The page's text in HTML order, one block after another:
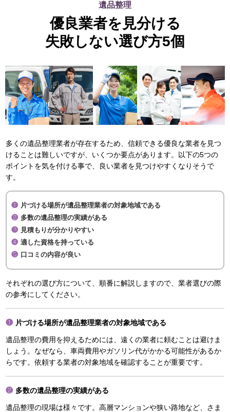
遺品整理
優良業者を見分ける
失敗しない選び方5個
多くの遺品整理業者が存在するため、信頼できる優良な業者を見つ
けることは難しいですが、いくつか要点があります。以下の5つの
ポイントを気を付ける事で、良い業者を見つけやすくなりそうで
す。
片づける場所が遺品整理業者の対象地域である
多数の遺品整理の実績がある
見積もりが分かりやすい
適した資格を持っている
口コミの内容が良い
それぞれの選び方について、順番に解説しますので、業者選びの際
の参考にしてください。
片づける場所が遺品整理業者の対象地域である
遺品整理の費用を抑えるためには、遠くの業者に頼むことは避けま
しょう。なぜなら、車両費用やガソリン代がかかる可能性があるか
らです。依頼する業者の対象地域を確認することが重要です。
多数の遺品整理の実績がある
遺品整理の現場は様々です。高層マンションや狭い路地など、さま